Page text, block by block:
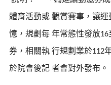
體育活動或 觀賞賽事，讓運
憶，規劃每 年常態性發放16
券，相關執 行規劃業於112
於院會後記 者會對外發布。